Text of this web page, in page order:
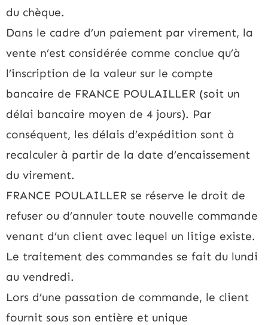
du chèque.
Dans le cadre d’un paiement par virement, la
vente n’est considérée comme conclue qu’à
l’inscription de la valeur sur le compte
bancaire de FRANCE POULAILLER (soit un
délai bancaire moyen de 4 jours). Par
conséquent, les délais d’expédition sont à
recalculer à partir de la date d’encaissement
du virement.
FRANCE POULAILLER se réserve le droit de
refuser ou d’annuler toute nouvelle commande
venant d’un client avec lequel un litige existe.
Le traitement des commandes se fait du lundi
au vendredi.
Lors d’une passation de commande, le client
fournit sous son entière et unique